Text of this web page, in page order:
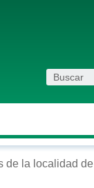
de la localidad de